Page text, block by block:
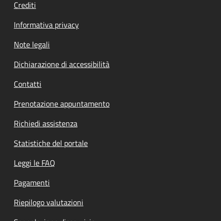
Crediti
Informativa privacy
Note legali
Dichiarazione di accessibilità
Contatti
Prenotazione appuntamento
Richiedi assistenza
Statistiche del portale
Leggi le FAQ
Pagamenti
Riepilogo valutazioni